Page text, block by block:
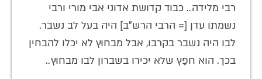
רבי מלידה.. כבוד קדושת אדוני אבי מורי ורבי
נשמתו עדן [= הרבי הרש"ב] היה בעל לב נשבר.
לבו היה נשבר בקרבו, אבל מבחוץ לא יכלו להבחין
בכך. הוא חפַץ שלא יכירו בשברון לבו מבחוץ..